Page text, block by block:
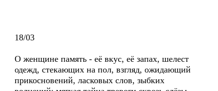
18/03
О женщине память - её вкус, её запах, шелест
одежд, стекающих на пол, взгляд, ожидающий
прикосновений, ласковых слов, зыбких